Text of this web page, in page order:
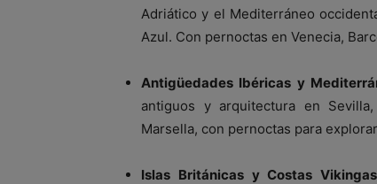
Adriático y el Mediterráneo
Azul. Con pernoctas en Venecia,
Antigüedades Ibéricas y
antiguos y arquitectura en
Marsella, con pernoctas para
Islas Británicas y Costas Vikingas